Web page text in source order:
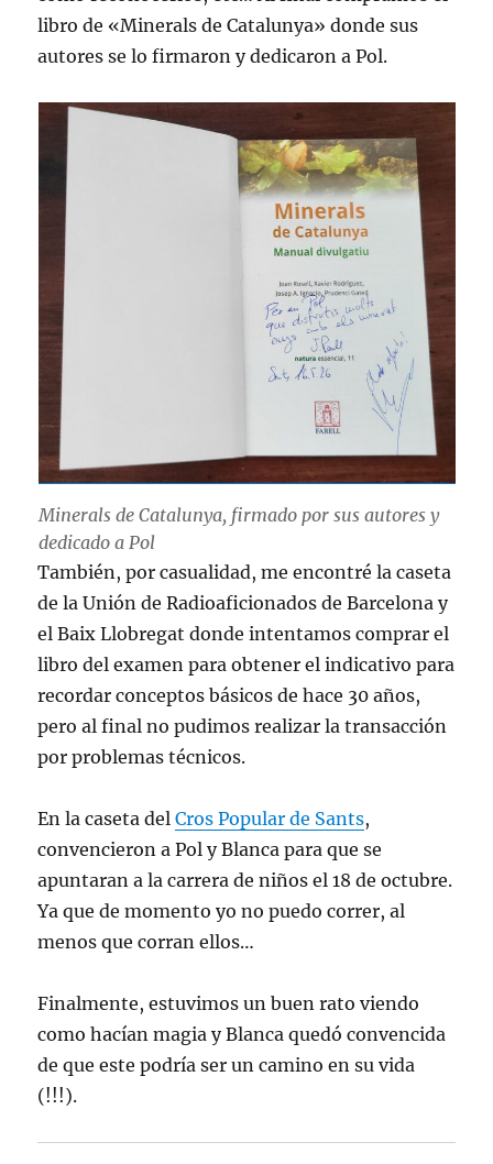
libro de «Minerals de Catalunya» donde sus
autores se lo firmaron y dedicaron a Pol.
Minerals de Catalunya, firmado por sus autores y
dedicado a Pol
También, por casualidad, me encontré la caseta
de la Unión de Radioaficionados de Barcelona y
el Baix Llobregat donde intentamos comprar el
libro del examen para obtener el indicativo para
recordar conceptos básicos de hace 30 años,
pero al final no pudimos realizar la transacción
por problemas técnicos.
En la caseta delCros Popular de Sants,
convencieron a Pol y Blanca para que se
apuntaran a la carrera de niños el 18 de octubre.
Ya que de momento yo no puedo correr, al
menos que corran ellos…
Finalmente, estuvimos un buen rato viendo
como hacían magia y Blanca quedó convencida
de que este podría ser un camino en su vida
(!!!).